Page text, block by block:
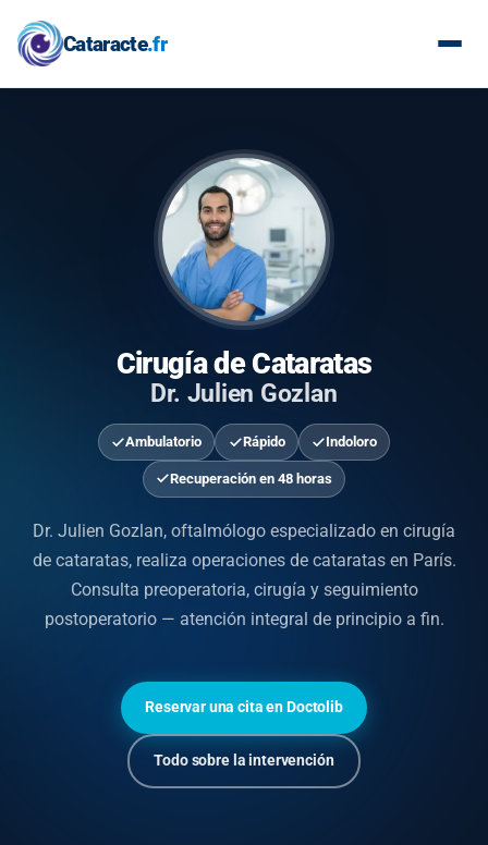
Cataracte.fr
Cirugía de Cataratas
Dr. Julien Gozlan
Ambulatorio Rápido Indoloro
Recuperación en 48 horas
Dr. Julien Gozlan, oftalmólogo especializado en cirugía
de cataratas, realiza operaciones de cataratas en París.
Consulta preoperatoria, cirugía y seguimiento
postoperatorio — atención integral de principio a fin.
Reservar una cita en Doctolib
Todo sobre la intervención